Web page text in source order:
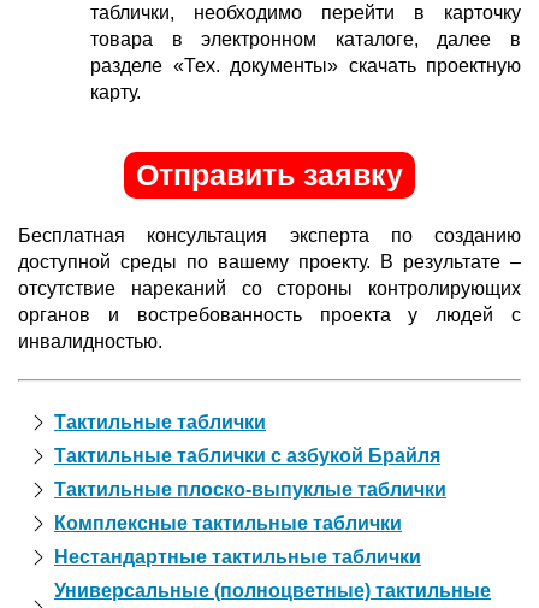
таблички, необходимо перейти в карточку
товара в электронном каталоге, далее в
разделе «Тех. документы» скачать проектную
карту.
Отправить заявку
Бесплатная консультация эксперта по созданию
доступной среды по вашему проекту. В результате –
отсутствие нареканий со стороны контролирующих
органов и востребованность проекта у людей с
инвалидностью.
Тактильные таблички
Тактильные таблички с азбукой Брайля
Тактильные плоско-выпуклые таблички
Комплексные тактильные таблички
Нестандартные тактильные таблички
Универсальные (полноцветные) тактильные